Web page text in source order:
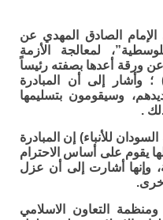
الصادق المهدي عن
لمعالجة الأزمة
عن ورقة أعدها بصفته رئيساً
وأشار إلى أن المبادرة
وسيقومون بتسليمها
.
للأنباء) إن المبادرة
يقوم على أساس الاحترام
وإنها أشارت إلى أن عزل
التعاون الاسلامي